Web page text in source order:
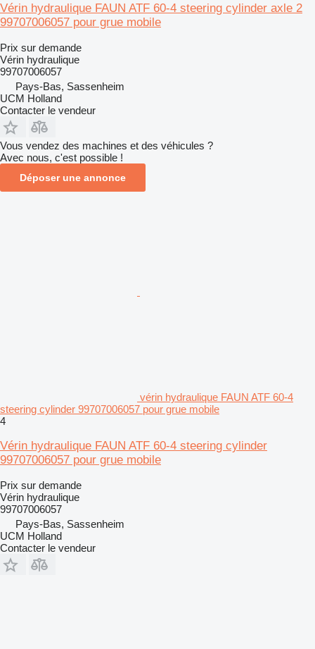
Vérin hydraulique FAUN ATF 60-4 steering cylinder axle 2
99707006057 pour grue mobile
Prix sur demande
Vérin hydraulique
99707006057
Pays-Bas, Sassenheim
UCM Holland
Contacter le vendeur
Vous vendez des machines et des véhicules ?
Avec nous, c'est possible !
Déposer une annonce
vérin hydraulique FAUN ATF 60-4
steering cylinder 99707006057 pour grue mobile
4
Vérin hydraulique FAUN ATF 60-4 steering cylinder
99707006057 pour grue mobile
Prix sur demande
Vérin hydraulique
99707006057
Pays-Bas, Sassenheim
UCM Holland
Contacter le vendeur